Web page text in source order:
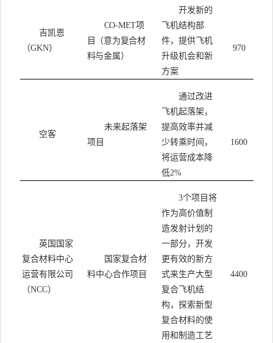
吉凯恩
（GKN）
CO-MET项
目（意为复合材
料与金属）
开发新的
飞机结构部
件，提供飞机
升级机会和新
方案
970
空客
未来起落架
项目
通过改进
飞机起落架，
提高效率并减
少转乘时间，
将运营成本降
低2%
1600
英国国家
复合材料中心
运营有限公司
（NCC）
国家复合材
料中心合作项目
3个项目将
作为高价值制
造发射计划的
一部分，开发
更有效的新方
式来生产大型
复合飞机结
构，探索新型
复合材料的使
用和制造工艺
4400